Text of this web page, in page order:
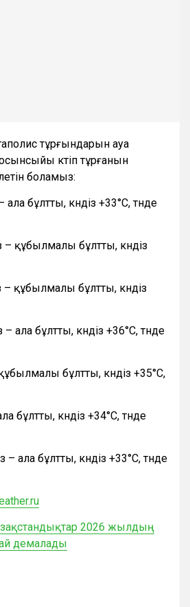
тұрғындарын ауа
күтіп тұрғанын
боламыз:
бұлтты, күндіз +33°С, түнде
құбылмалы бұлтты, күндіз
құбылмалы бұлтты, күндіз
ала бұлтты, күндіз +36°С, түнде
бұлтты, күндіз +35°С,
бұлтты, күндіз +34°С, түнде
– ала бұлтты, күндіз +33°С, түнде
2026 жылдың
демалады